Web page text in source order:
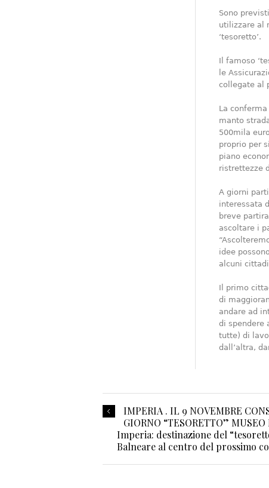
Sono
utilizzare al
‘tesoretto’.
Il famoso
le
collegate al
La
manto
500mila
proprio per
piano
ristrettezze
A giorni
interessata
breve
ascoltare i
idee
alcuni
Il primo
di
andare ad
di spendere
tutte) di
dall’altra,
IMPERIA . IL 9 NOVEMBRE
GIORNO “TESORETTO”
Imperia: destinazione del
Balneare al centro del prossimo